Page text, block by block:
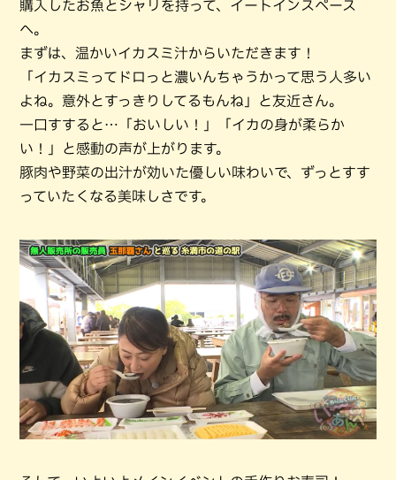
購入したお魚とシャリを持って、イートインスペース
へ。
まずは、温かいイカスミ汁からいただきます！
「イカスミってドロっと濃いんちゃうかって思う人多い
よね。意外とすっきりしてるもんね」と友近さん。
一口すすると…「おいしい！」「イカの身が柔らか
い！」と感動の声が上がります。
豚肉や野菜の出汁が効いた優しい味わいで、ずっとすす
っていたくなる美味しさです。